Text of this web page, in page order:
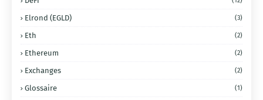
Elrond (EGLD) (3)
Eth (2)
Ethereum (2)
Exchanges (2)
Glossaire (1)